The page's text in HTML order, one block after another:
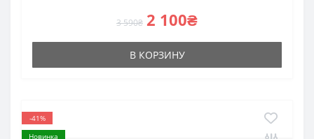
3 590₴ 2 100₴
В КОРЗИНУ
-41%
Новинка